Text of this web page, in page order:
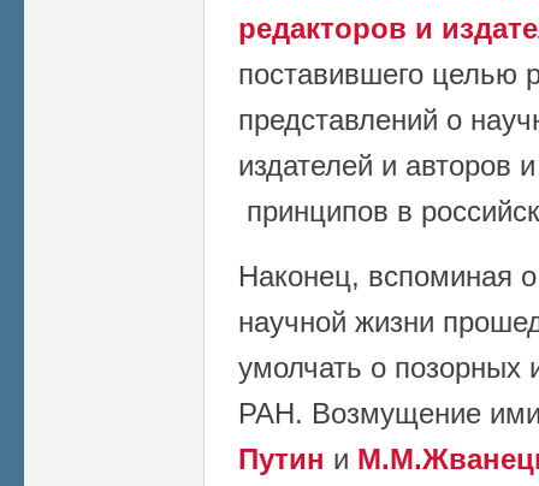
редакторов и
поставившего целью
представлений о
издателей и авторов
принципов в
Наконец, вспоминая
научной жизни
умолчать о позорных
РАН. Возмущение
Путин и